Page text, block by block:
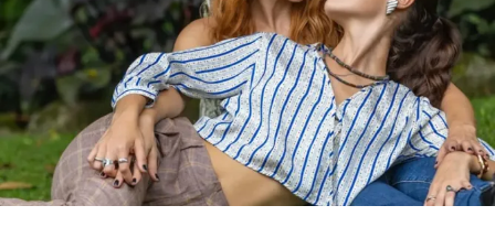
“Margarita com Canudinho”é um filme de 2014 e está
disponível na Netflix.
Compartilhe isso: